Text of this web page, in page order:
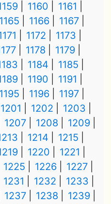
1160
1161
1165 1166
1167
1172
1173
1178
1179
1184
1185
1190
1191
1195 1196
1197
1201 1202
1203
1207 1208
1209
1214
1215
1220
1221
1225 1226
1227
1231 1232
1233
1237 1238
1239